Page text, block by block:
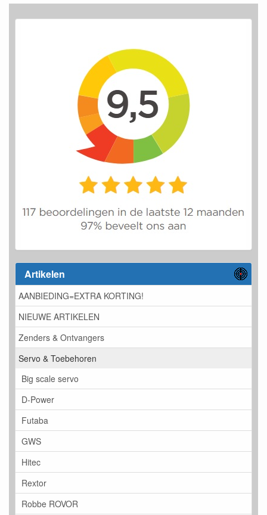
Artikelen
AANBIEDING=EXTRA KORTING!
NIEUWE ARTIKELEN
Zenders & Ontvangers
Servo & Toebehoren
Big scale servo
D-Power
Futaba
GWS
Hitec
Rextor
Robbe ROVOR